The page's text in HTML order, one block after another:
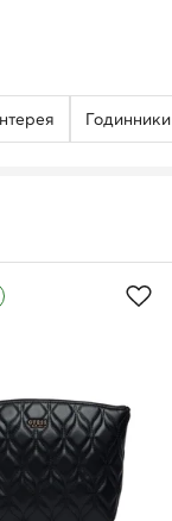
Годинники